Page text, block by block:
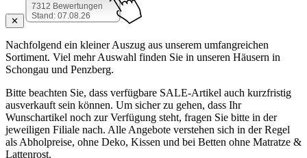
✕
7312 Bewertungen
Stand: 07.08.26
Nachfolgend ein kleiner Auszug aus unserem umfangreichen
Sortiment. Viel mehr Auswahl finden Sie in unseren Häusern in
Schongau und Penzberg.
Bitte beachten Sie, dass verfügbare SALE-Artikel auch kurzfristig
ausverkauft sein können. Um sicher zu gehen, dass Ihr
Wunschartikel noch zur Verfügung steht, fragen Sie bitte in der
jeweiligen Filiale nach. Alle Angebote verstehen sich in der Regel
als Abholpreise, ohne Deko, Kissen und bei Betten ohne Matratze &
Lattenrost.